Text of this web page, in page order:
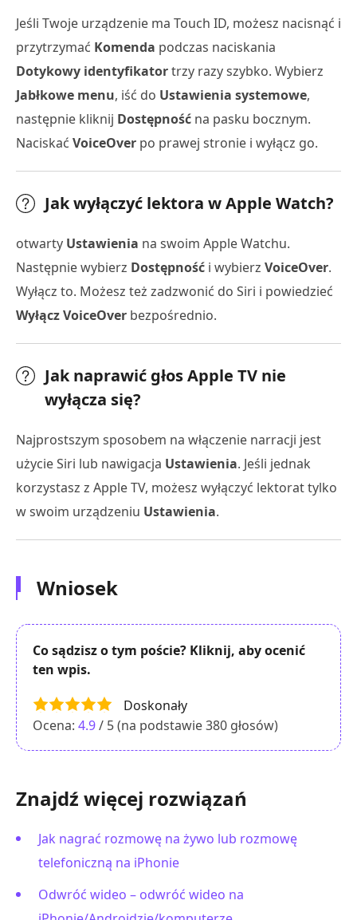
Jeśli Twoje urządzenie ma Touch ID, możesz nacisnąć i
przytrzymać Komenda podczas naciskania
Dotykowy identyfikatortrzy razy szybko. Wybierz
Jabłkowe menu, iść do Ustawienia systemowe,
następnie kliknij Dostępność na pasku bocznym.
Naciskać VoiceOver po prawej stronie i wyłącz go.
Jak wyłączyć lektora w Apple Watch?
otwarty Ustawienia na swoim Apple Watchu.
Następnie wybierz Dostępność i wybierz VoiceOver.
Wyłącz to. Możesz też zadzwonić do Siri i powiedzieć
Wyłącz VoiceOver bezpośrednio.
Jak naprawić głos Apple TV nie
wyłącza się?
Najprostszym sposobem na włączenie narracji jest
użycie Siri lub nawigacja Ustawienia. Jeśli jednak
korzystasz z Apple TV, możesz wyłączyć lektorat tylko
w swoim urządzeniu Ustawienia.
Wniosek
Co sądzisz o tym poście? Kliknij, aby ocenić
ten wpis.
Doskonały
Ocena: 4.9/ 5 (na podstawie380 głosów)
Znajdź więcej rozwiązań
Jak nagrać rozmowę na żywo lub rozmowę
telefoniczną na iPhonie
Odwróć wideo – odwróć wideo na